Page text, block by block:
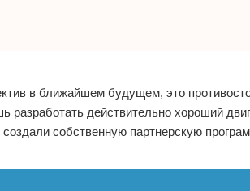
в ближайшем будущем, это
разработать действительно хороший
собственную партнерскую